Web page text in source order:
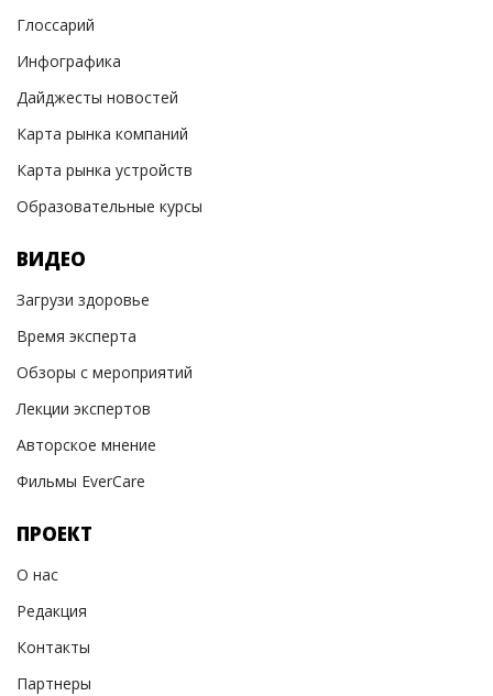
Глоссарий
Инфографика
Дайджесты новостей
Карта рынка компаний
Карта рынка устройств
Образовательные курсы
ВИДЕО
Загрузи здоровье
Время эксперта
Обзоры с мероприятий
Лекции экспертов
Авторское мнение
Фильмы EverCare
ПРОЕКТ
О нас
Редакция
Контакты
Партнеры